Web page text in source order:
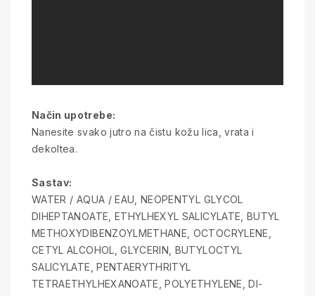
Način upotrebe:
Nanesite svako jutro na čistu kožu lica, vrata i
dekoltea.
Sastav:
WATER / AQUA / EAU, NEOPENTYL GLYCOL
DIHEPTANOATE, ETHYLHEXYL SALICYLATE, BUTYL
METHOXYDIBENZOYLMETHANE, OCTOCRYLENE,
CETYL ALCOHOL, GLYCERIN, BUTYLOCTYL
SALICYLATE, PENTAERYTHRITYL
TETRAETHYLHEXANOATE, POLYETHYLENE, DI-